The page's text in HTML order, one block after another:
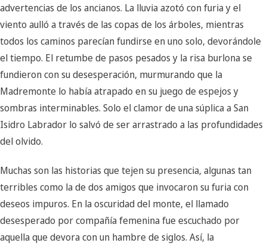
advertencias de los ancianos. La lluvia azotó con furia y el
viento aulló a través de las copas de los árboles, mientras
todos los caminos parecían fundirse en uno solo, devorándole
el tiempo. El retumbe de pasos pesados y la risa burlona se
fundieron con su desesperación, murmurando que la
Madremonte lo había atrapado en su juego de espejos y
sombras interminables. Solo el clamor de una súplica a San
Isidro Labrador lo salvó de ser arrastrado a las profundidades
del olvido.
Muchas son las historias que tejen su presencia, algunas tan
terribles como la de dos amigos que invocaron su furia con
deseos impuros. En la oscuridad del monte, el llamado
desesperado por compañía femenina fue escuchado por
aquella que devora con un hambre de siglos. Así, la